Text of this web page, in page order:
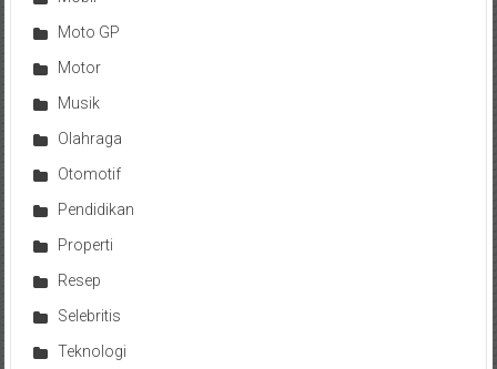
Moto GP
Motor
Musik
Olahraga
Otomotif
Pendidikan
Properti
Resep
Selebritis
Teknologi